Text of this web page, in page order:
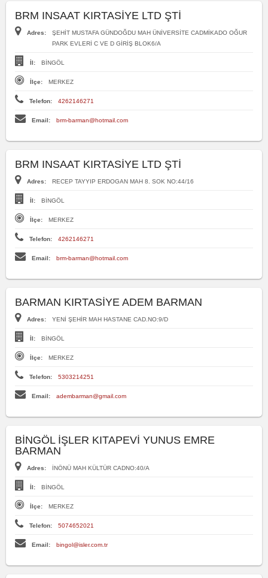
BRM INSAAT KIRTASİYE LTD ŞTİ
Adres:
ŞEHİT MUSTAFA GÜNDOĞDU MAH ÜNİVERSİTE CADMİKADO OĞUR
PARK EVLERİ C VE D GİRİŞ BLOK6/A
İl: BİNGÖL
İlçe: MERKEZ
Telefon: 4262146271
Email: brm-barman@hotmail.com
BRM INSAAT KIRTASİYE LTD ŞTİ
Adres: RECEP TAYYIP ERDOGAN MAH 8. SOK NO:44/16
İl: BİNGÖL
İlçe: MERKEZ
Telefon: 4262146271
Email: brm-barman@hotmail.com
BARMAN KIRTASİYE ADEM BARMAN
Adres: YENİ ŞEHİR MAH HASTANE CAD.NO:9/D
İl: BİNGÖL
İlçe: MERKEZ
Telefon: 5303214251
Email: adembarman@gmail.com
BİNGÖL İŞLER KITAPEVİ YUNUS EMRE
BARMAN
Adres: İNÖNÜ MAH KÜLTÜR CADNO:40/A
İl: BİNGÖL
İlçe: MERKEZ
Telefon: 5074652021
Email: bingol@isler.com.tr